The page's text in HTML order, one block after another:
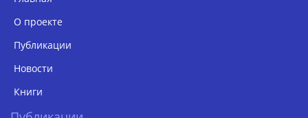
О проекте
Публикации
Новости
Книги